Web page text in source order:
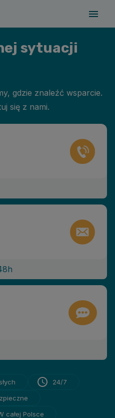
sytuacji
gdzie znaleźć wsparcie.
się z nami.
24/7
całej Polsce